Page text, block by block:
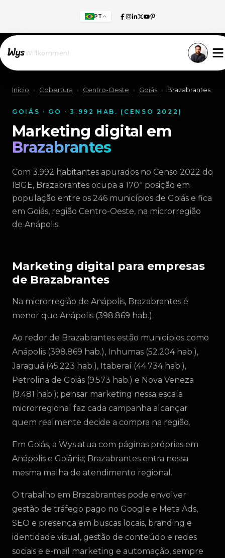
PT
Willkommen!
Início › Cobertura › Centro-Oeste › Goiás › Brazabrantes
GOIÁS · GO · 3.992 HAB. (CENSO 2022)
Marketing digital em
Brazabrantes
Com 3.992 habitantes apurados no Censo 2022 do
IBGE, Brazabrantes ocupa a 170ª posição em
população entre os 246 municípios de Goiás e fica
em Goiás, região Centro-Oeste, na microrregião
de Anápolis.
Marketing digital para empresas
de Brazabrantes
Na microrregião de Anápolis, Brazabrantes é
menor que Anápolis (398.869 hab.).
Ao redor de Brazabrantes estão municípios como
Anápolis (398.869 hab.), Inhumas (52.204 hab.),
Jaraguá (45.223 hab.), Itaberaí (44.734 hab.),
Petrolina de Goiás (9.573 hab.) e Nova Veneza
(9.481 hab.); pensar marketing nessa escala
microrregional faz cada campanha alcançar
quem realmente decide a compra na região.
Em Goiás, a Wys atua com páginas próprias em
Anápolis e Goiânia; Brazabrantes entra nessa
mesma malha de atendimento regional.
O trabalho em Brazabrantes pode envolver
gestão de tráfego pago no Google e Meta Ads,
SEO e presença em buscas locais, branding e
identidade visual, gestão de conteúdo e redes
sociais e e-mail marketing e automação, sempre